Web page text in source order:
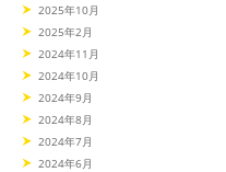
2025年10月
2025年2月
2024年11月
2024年10月
2024年9月
2024年8月
2024年7月
2024年6月